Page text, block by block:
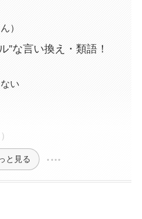
）
”な言い換え・類語！
い
と見る